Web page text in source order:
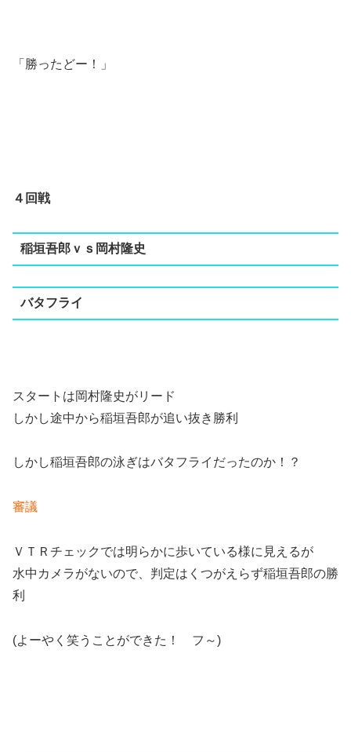
「勝ったどー！」
４回戦
稲垣吾郎ｖｓ岡村隆史
バタフライ
スタートは岡村隆史がリード
しかし途中から稲垣吾郎が追い抜き勝利
しかし稲垣吾郎の泳ぎはバタフライだったのか！？
審議
ＶＴＲチェックでは明らかに歩いている様に見えるが
水中カメラがないので、判定はくつがえらず稲垣吾郎の勝
利
(よーやく笑うことができた！ フ～)